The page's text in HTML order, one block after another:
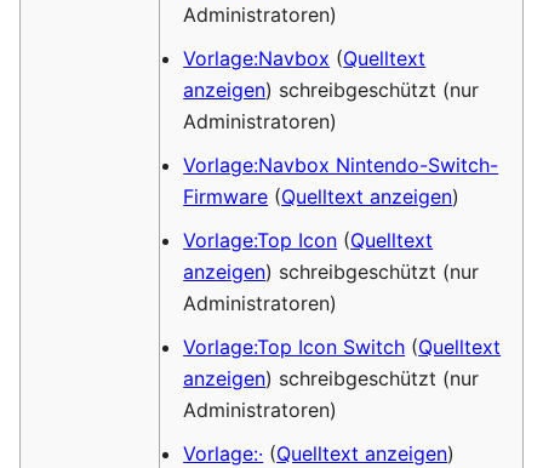
Administratoren)
Vorlage:Navbox (Quelltext
anzeigen) schreibgeschützt (nur
Administratoren)
Vorlage:Navbox Nintendo-Switch-
Firmware (Quelltext anzeigen)
Vorlage:Top Icon (Quelltext
anzeigen) schreibgeschützt (nur
Administratoren)
Vorlage:Top Icon Switch (Quelltext
anzeigen) schreibgeschützt (nur
Administratoren)
Vorlage:· (Quelltext anzeigen)